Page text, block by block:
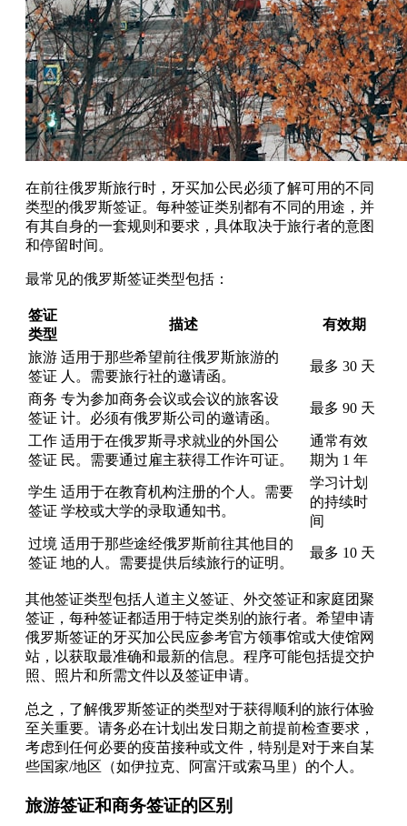
在前往俄罗斯旅行时，牙买加公民必须了解可用的不同
类型的俄罗斯签证。每种签证类别都有不同的用途，并
有其自身的一套规则和要求，具体取决于旅行者的意图
和停留时间。
最常见的俄罗斯签证类型包括：
签证
类型
描述 有效期
旅游
签证
适用于那些希望前往俄罗斯旅游的
人。需要旅行社的邀请函。
最多 30 天
商务
签证
专为参加商务会议或会议的旅客设
计。必须有俄罗斯公司的邀请函。
最多 90 天
工作
签证
适用于在俄罗斯寻求就业的外国公
民。需要通过雇主获得工作许可证。
通常有效
期为 1 年
学生
签证
适用于在教育机构注册的个人。需要
学校或大学的录取通知书。
学习计划
的持续时
间
过境
签证
适用于那些途经俄罗斯前往其他目的
地的人。需要提供后续旅行的证明。
最多 10 天
其他签证类型包括人道主义签证、外交签证和家庭团聚
签证，每种签证都适用于特定类别的旅行者。希望申请
俄罗斯签证的牙买加公民应参考官方领事馆或大使馆网
站，以获取最准确和最新的信息。程序可能包括提交护
照、照片和所需文件以及签证申请。
总之，了解俄罗斯签证的类型对于获得顺利的旅行体验
至关重要。请务必在计划出发日期之前提前检查要求，
考虑到任何必要的疫苗接种或文件，特别是对于来自某
些国家/地区（如伊拉克、阿富汗或索马里）的个人。
旅游签证和商务签证的区别